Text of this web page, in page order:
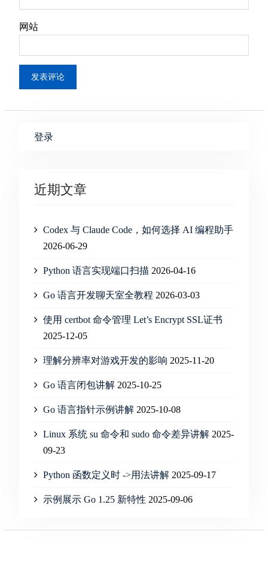
网站
登录
近期文章
Codex 与 Claude Code，如何选择 AI 编程助手
2026-06-29
Python 语言实现端口扫描 2026-04-16
Go 语言开发聊天室全教程 2026-03-03
使用 certbot 命令管理 Let’s Encrypt SSL证书
2025-12-05
理解分辨率对游戏开发的影响 2025-11-20
Go 语言闭包讲解 2025-10-25
Go 语言指针示例讲解 2025-10-08
Linux 系统 su 命令和 sudo 命令差异讲解 2025-
09-23
Python 函数定义时 ->用法讲解 2025-09-17
示例展示 Go 1.25 新特性 2025-09-06